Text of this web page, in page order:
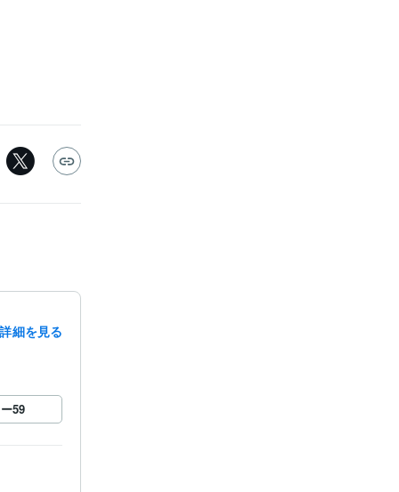
細を見る
59